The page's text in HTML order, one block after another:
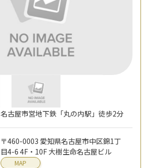
名古屋市営地下鉄「丸の内駅」徒歩2分
〒460-0003 愛知県名古屋市中区錦1丁
目4-6 4F・10F 大樹生命名古屋ビル
MAP